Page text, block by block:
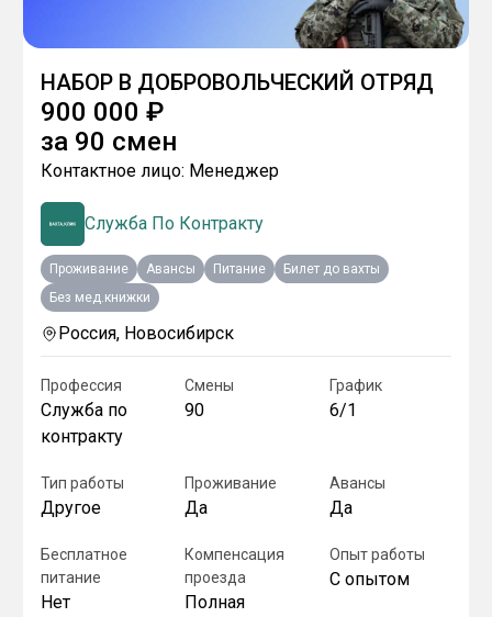
НАБОР В ДОБРОВОЛЬЧЕСКИЙ ОТРЯД
900 000 ₽
за 90 смен
Контактное лицо: Менеджер
Служба По Контракту
Проживание Авансы Питание
Билет до вахты
Без мед.книжки
Россия, Новосибирск
Профессия
Служба по
контракту
Смены
90
График
6/1
Тип работы
Другое
Проживание
Да
Авансы
Да
Бесплатное
питание
Нет
Компенсация
проезда
Полная
Опыт работы
С опытом